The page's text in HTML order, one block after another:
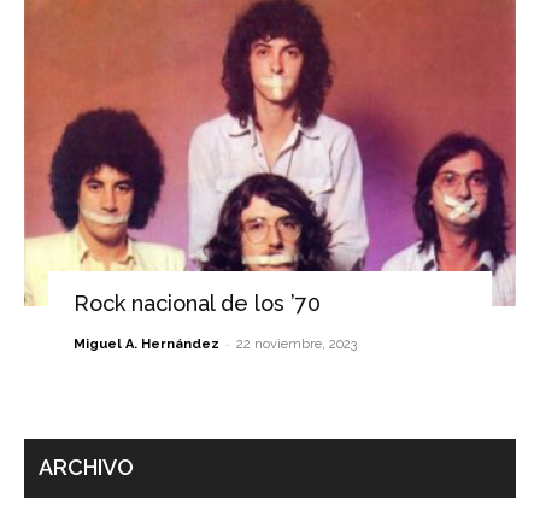
Rock nacional de los ’70
Miguel A. Hernández - 22 noviembre, 2023
ARCHIVO